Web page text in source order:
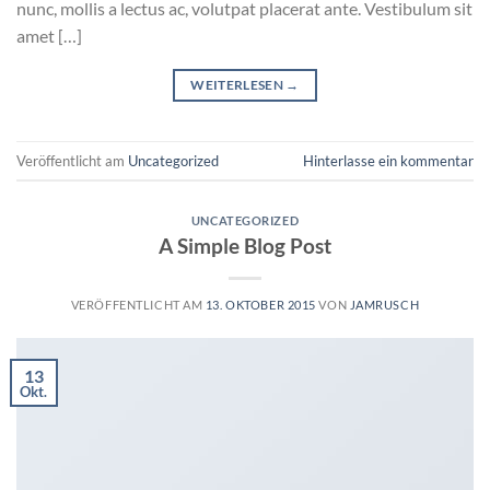
nunc, mollis a lectus ac, volutpat placerat ante. Vestibulum sit
amet […]
WEITERLESEN →
Veröffentlicht am Uncategorized Hinterlasse ein kommentar
UNCATEGORIZED
A Simple Blog Post
VERÖFFENTLICHT AM 13. OKTOBER 2015 VON JAMRUSCH
13
Okt.